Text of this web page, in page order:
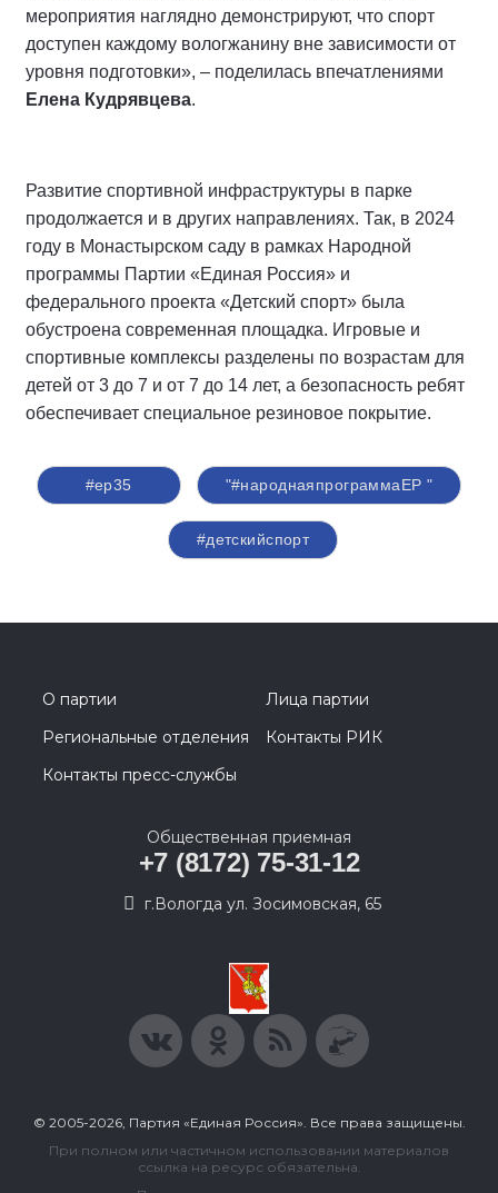
мероприятия наглядно демонстрируют, что спорт
доступен каждому вологжанину вне зависимости от
уровня подготовки», – поделилась впечатлениями
Елена Кудрявцева.
Развитие спортивной инфраструктуры в парке
продолжается и в других направлениях. Так, в 2024
году в Монастырском саду в рамках Народной
программы Партии «Единая Россия» и
федерального проекта «Детский спорт» была
обустроена современная площадка. Игровые и
спортивные комплексы разделены по возрастам для
детей от 3 до 7 и от 7 до 14 лет, а безопасность ребят
обеспечивает специальное резиновое покрытие.
#ер35 "#народнаяпрограммаЕР "
#детскийспорт
О партии
Лица партии
Региональные отделения
Контакты РИК
Контакты пресс-службы
Общественная приемная
+7 (8172) 75-31-12
г.Вологда ул. Зосимовская, 65
© 2005-2026, Партия «Единая Россия». Все права защищены.
При полном или частичном использовании материалов
ссылка на ресурс обязательна.